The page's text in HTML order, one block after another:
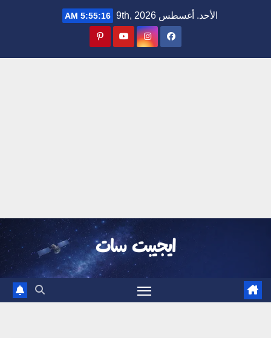
الأحد. أغسطس 9th, 2026 5:55:16 AM
ايجيبت سات